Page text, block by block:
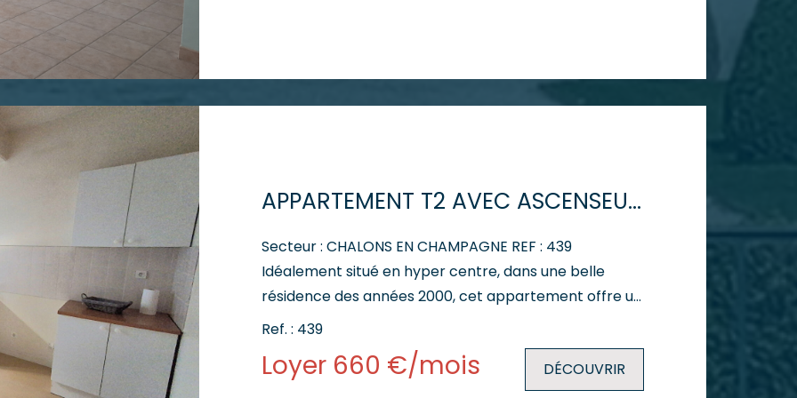
bénéficie également de deux places de parking
privatives, un véritable atout pour le quotidien.
645 € Notre conseillère en location se tient à votre
APPARTEMENT T2 AVEC ASCENSEUR ET GARAGE
Secteur : CHALONS EN CHAMPAGNE REF : 439
Idéalement situé en hyper centre, dans une belle
résidence des années 2000, cet appartement offre un
cadre de vie recherché alliant confort et tranquillité.
Situé au 2ème étage avec ascenseur, il se compose
d'une entrée avec placard, d'une cuisine, d'un agréable
Ref. : 439
Loyer 660 €/mois DÉCOUVRIR